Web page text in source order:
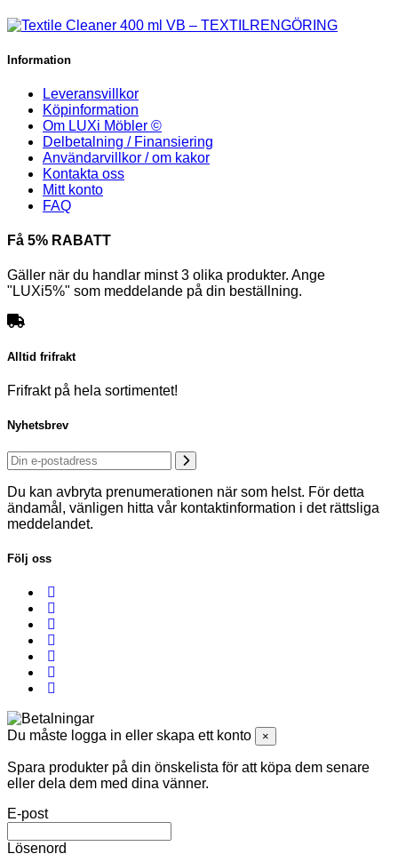
Information
Leveransvillkor
Köpinformation
Om LUXi Möbler ©
Delbetalning / Finansiering
Användarvillkor / om kakor
Kontakta oss
Mitt konto
FAQ
Få 5% RABATT
Gäller när du handlar minst 3 olika produkter. Ange
"LUXi5%" som meddelande på din beställning.
Alltid frifrakt
Frifrakt på hela sortimentet!
Nyhetsbrev
Du kan avbryta prenumerationen när som helst. För detta
ändamål, vänligen hitta vår kontaktinformation i det rättsliga
meddelandet.
Följ oss
Du måste logga in eller skapa ett konto ×
Spara produkter på din önskelista för att köpa dem senare
eller dela dem med dina vänner.
E-post
Lösenord